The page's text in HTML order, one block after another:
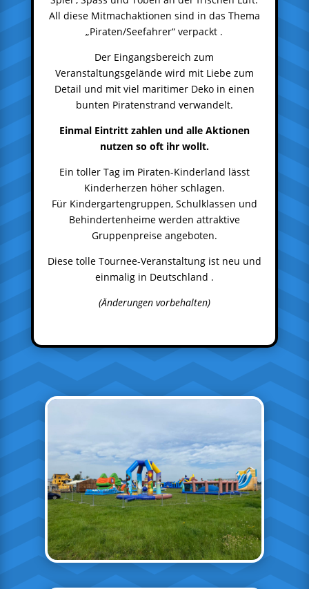
All diese Mitmachaktionen sind in das Thema
„Piraten/Seefahrer“ verpackt .
Der Eingangsbereich zum
Veranstaltungsgelände wird mit Liebe zum
Detail und mit viel maritimer Deko in einen
bunten Piratenstrand verwandelt.
Einmal Eintritt zahlen und alle Aktionen
nutzen so oft ihr wollt.
Ein toller Tag im Piraten-Kinderland lässt
Kinderherzen höher schlagen.
Für Kindergartengruppen, Schulklassen und
Behindertenheime werden attraktive
Gruppenpreise angeboten.
Diese tolle Tournee-Veranstaltung ist neu und
einmalig in Deutschland .
(Änderungen vorbehalten)